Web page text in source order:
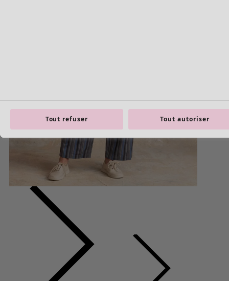
Tout refuser Tout autoriser